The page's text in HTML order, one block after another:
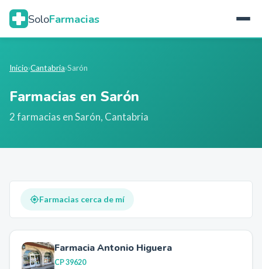
SoloFarmacias
Inicio›Cantabria›Sarón
Farmacias en Sarón
2farmacias enSarón, Cantabria
Farmacias cerca de mí
Farmacia Antonio Higuera
CP39620